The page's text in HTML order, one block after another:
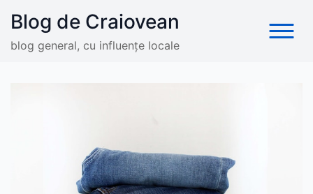
content
Blog de Craiovean
blog general, cu influențe locale